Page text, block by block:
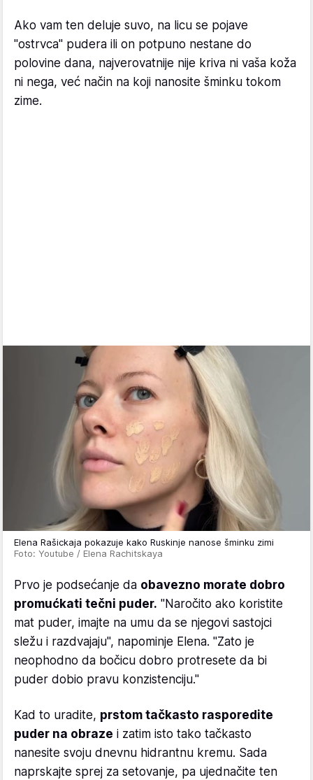
Ako vam ten deluje suvo, na licu se pojave
"ostrvca" pudera ili on potpuno nestane do
polovine dana, najverovatnije nije kriva ni vaša koža
ni nega, već način na koji nanosite šminku tokom
zime.
Elena Rašickaja pokazuje kako Ruskinje nanose šminku zimi
Foto: Youtube / Elena Rachitskaya
Prvo je podsećanje da obavezno morate dobro
promućkati tečni puder. "Naročito ako koristite
mat puder, imajte na umu da se njegovi sastojci
sležu i razdvajaju", napominje Elena. "Zato je
neophodno da bočicu dobro protresete da bi
puder dobio pravu konzistenciju."
Kad to uradite, prstom tačkasto rasporedite
puder na obraze i zatim isto tako tačkasto
nanesite svoju dnevnu hidrantnu kremu. Sada
naprskajte sprej za setovanje, pa ujednačite ten